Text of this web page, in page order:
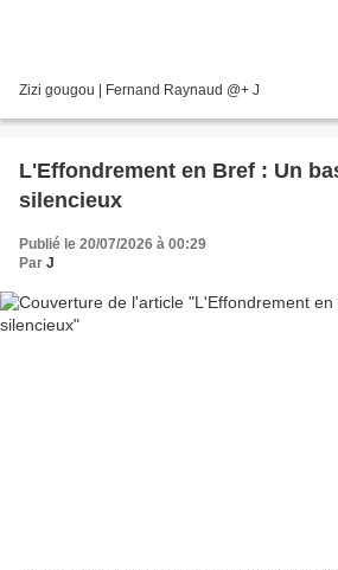
Zizi gougou | Fernand Raynaud @+ J
L'Effondrement en Bref : Un
silencieux
Publié le 20/07/2026 à 00:29
Par J